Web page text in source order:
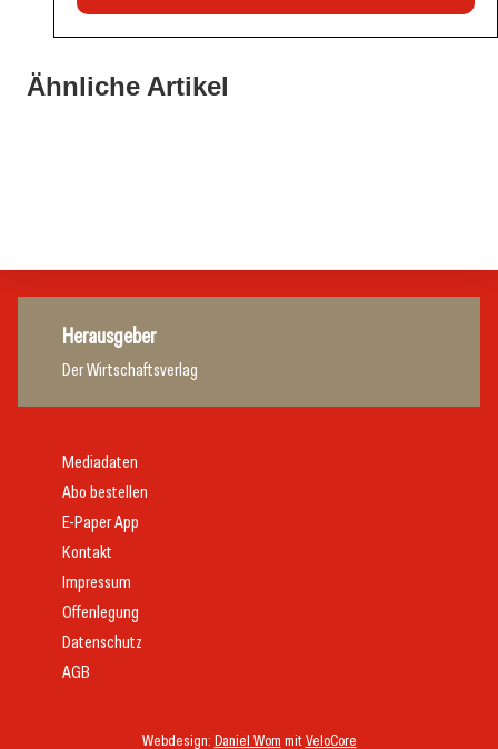
Ähnliche Artikel
Travel Start-up Night 2026: Beste Tourismus-Idee
Herausgeber
Der Wirtschaftsverlag
Webdesign: Daniel Wom mitVeloCore
Mediadaten
Abo bestellen
E-Paper App
Kontakt
Impressum
Offenlegung
Datenschutz
AGB